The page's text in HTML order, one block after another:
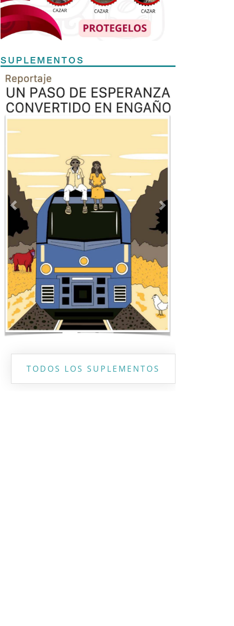
SUPLEMENTOS
Previous
TODOS LOS SUPLEMENTOS